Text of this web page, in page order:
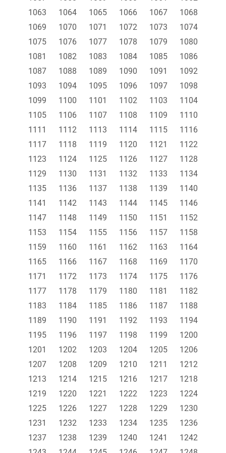
1063
1064 1065 1066 1067
1068
1069
1070 1071 1072 1073
1074
1075
1076 1077 1078 1079
1080
1081
1082 1083 1084 1085
1086
1087
1088 1089 1090 1091
1092
1093
1094 1095 1096 1097
1098
1099
1100 1101 1102 1103
1104
1105
1106 1107 1108 1109
1110
1111
1112 1113 1114 1115
1116
1117
1118 1119 1120 1121
1122
1123
1124 1125 1126 1127
1128
1129
1130 1131 1132 1133
1134
1135
1136 1137 1138 1139
1140
1141
1142 1143 1144 1145
1146
1147
1148 1149 1150 1151
1152
1153
1154 1155 1156 1157
1158
1159
1160 1161 1162 1163
1164
1165
1166 1167 1168 1169
1170
1171
1172 1173 1174 1175
1176
1177
1178 1179 1180 1181
1182
1183
1184 1185 1186 1187
1188
1189
1190 1191 1192 1193
1194
1195
1196 1197 1198 1199
1200
1201
1202 1203 1204 1205
1206
1207
1208 1209 1210 1211
1212
1213
1214 1215 1216 1217
1218
1219
1220 1221 1222 1223
1224
1225
1226 1227 1228 1229
1230
1231
1232 1233 1234 1235
1236
1237
1238 1239 1240 1241
1242